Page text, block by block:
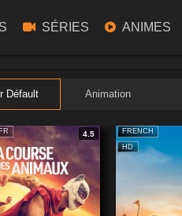
SÉRIES ANIMES
Défault Animation
4.5
HD
FRENCH